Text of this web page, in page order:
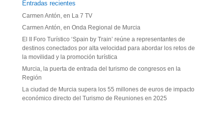
Entradas recientes
Carmen Antón, en La 7 TV
Carmen Antón, en Onda Regional de Murcia
El II Foro Turístico ‘Spain by Train’ reúne a representantes de
destinos conectados por alta velocidad para abordar los retos de
la movilidad y la promoción turística
Murcia, la puerta de entrada del turismo de congresos en la
Región
La ciudad de Murcia supera los 55 millones de euros de impacto
económico directo del Turismo de Reuniones en 2025